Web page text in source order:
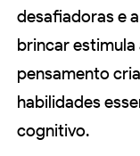
desafiadoras e
brincar
pensamento
habilidades
cognitivo.